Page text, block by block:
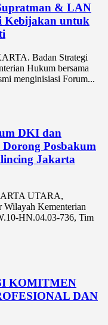
& LAN
Kebijakan untuk
Badan Strategi
Hukum bersama
menginisiasi Forum...
DKI dan
Posbakum
Jakarta
UTARA,
Wilayah Kementerian
HN.04.03-736, Tim
KOMITMEN
DAN